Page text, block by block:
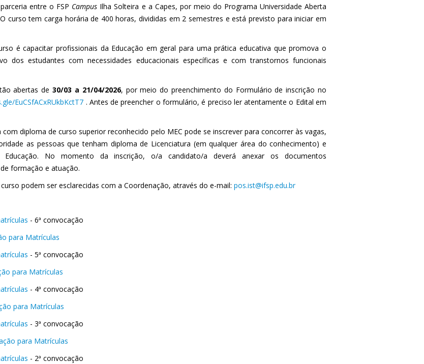
entre o FSP Campus Ilha Solteira e a Capes, por meio do Programa Universidade Aberta
curso tem carga horária de 400 horas, divididas em 2 semestres e está previsto para iniciar em
é capacitar profissionais da Educação em geral para uma prática educativa que promova o
dos estudantes com necessidades educacionais específicas e com transtornos funcionais
abertas de30/03 a 21/04/2026, por meio do preenchimento do Formulário de inscrição no
EuCSfACxRUkbKctT7 . Antes de preencher o formulário, é preciso ler atentamente o Edital em
com diploma de curso superior reconhecido pelo MEC pode se inscrever para concorrer às vagas,
as pessoas que tenham diploma de Licenciatura (em qualquer área do conhecimento) e
No momento da inscrição, o/a candidato/a deverá anexar os documentos
formação e atuação.
podem ser esclarecidas com a Coordenação, através do e-mail: pos.ist@ifsp.edu.br
- 6ª convocação
para Matrículas
- 5ª convocação
para Matrículas
- 4ª convocação
para Matrículas
- 3ª convocação
para Matrículas
- 2ª convocação